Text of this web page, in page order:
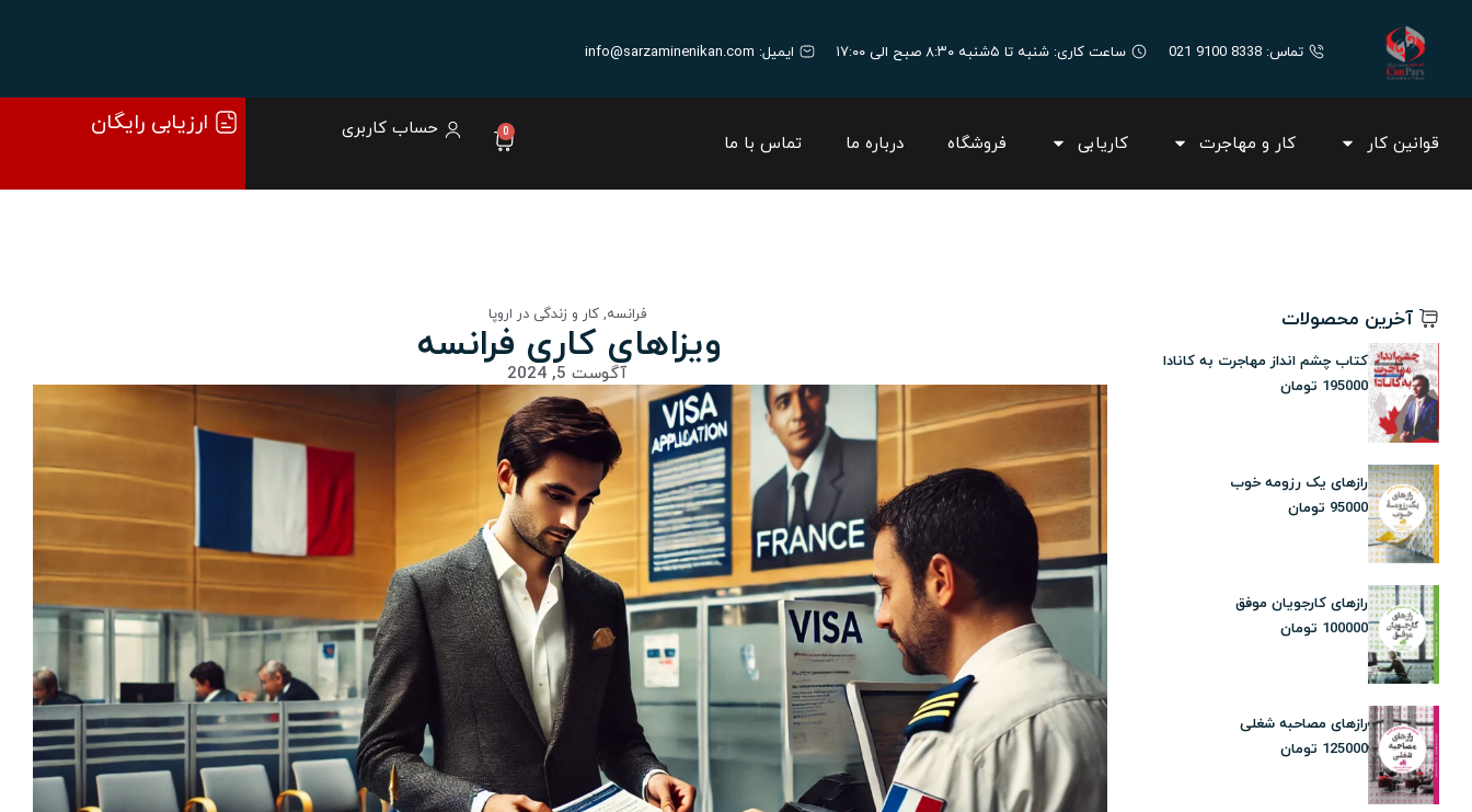
تماس: 8338 9100 021 ساعت کاری: شنبه تا ۵شنبه ۸:۳۰ صبح الی ۱۷:۰۰ ایمیل: info@sarzaminenikan.com
قوانین کار کار و مهاجرت کاریابی فروشگاه درباره ما تماس با ما 0 حساب کاربری ارزیابی رایگان
آخرین محصولات
کتاب چشم انداز مهاجرت به کانادا
195000 تومان
رازهای یک رزومه خوب
95000 تومان
رازهای کارجویان موفق
100000 تومان
رازهای مصاحبه شغلی
125000 تومان
فرانسه,کار و زندگی در اروپا
ویزاهای کاری فرانسه
آگوست 5, 2024